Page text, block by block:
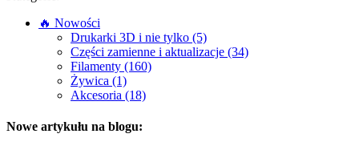
🔥 Nowości
Drukarki 3D i nie tylko (5)
Części zamienne i aktualizacje (34)
Filamenty (160)
Żywica (1)
Akcesoria (18)
Nowe artykułu na blogu: